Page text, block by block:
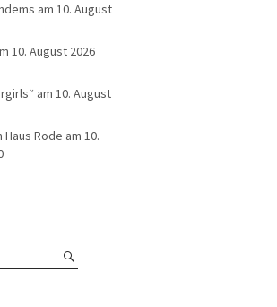
am 10. August
10. August 2026
am 10. August
Rode am 10.